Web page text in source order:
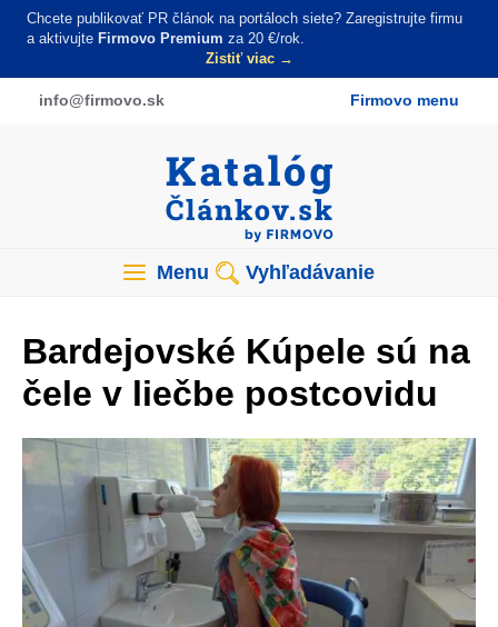
Skočiť
obsah
Chcete publikovať PR článok na portáloch siete? Zaregistrujte firmu
a aktivujte Firmovo Premium za 20 €/rok.
Zistiť viac →
info@firmovo.sk Firmovo menu
Menu Vyhľadávanie
Bardejovské Kúpele sú na
čele v liečbe postcovidu